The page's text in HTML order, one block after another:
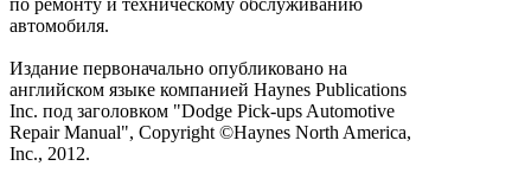
по ремонту и техническому обслуживанию
автомобиля.
Издание первоначально опубликовано на
английском языке компанией Haynes Publications
Inc. под заголовком "Dodge Pick-ups Automotive
Repair Manual", Copyright ©Haynes North America,
Inc., 2012.